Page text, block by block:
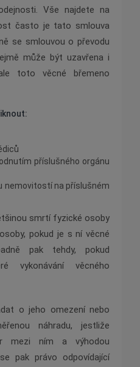
Vše najdete na
často je tato smlouva
se smlouvou o převodu
může být uzavřena i
toto věcné břemeno
příslušného orgánu
nemovitostí na příslušném
smrtí fyzické osoby
pokud je s ní věcné
pak tehdy, pokud
vykonávání věcného
o jeho omezení nebo
náhradu, jestliže
mezi ním a výhodou
pak právo odpovídající